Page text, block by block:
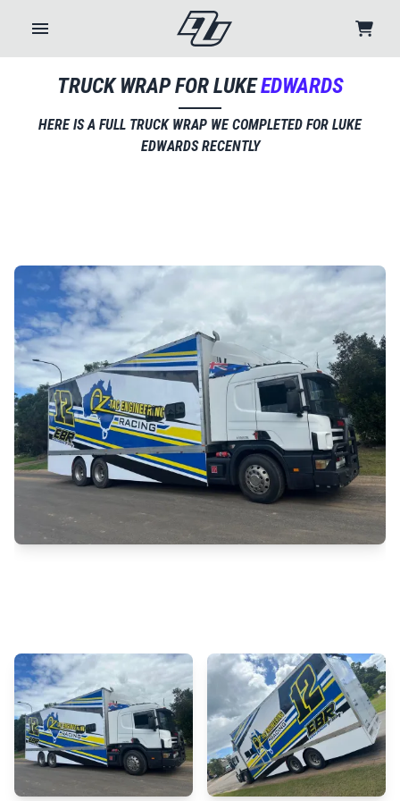
TRUCK WRAPFORLUKEEDWARDS​​​​‌ ‍ ​‍​‍‌‍ ‌ ​‍‌‍‍‌‌‍‌ ‌‍‍‌‌‍ ‍​‍​‍​ ‍‍​‍​‍‌ ​ ‌‍​‌‌‍ ‍‌‍‍‌‌ ‌​‌ ‍‌​‍ ‍‌‍‍‌‌‍ ​‍​‍​‍ ​​‍​‍‌‍‍​‌ ​‍‌‍‌‌‌‍‌‍​‍​‍​ ‍‍​‍​‍‌‍‍​‌ ‌​‌ ‌​‌ ​​‌ ​ ​ ‍‍​‍ ​‍ ‌ ​ ‌ ‌​‌ ‌‌‌‍‌​‌‍‍‌‌‍ ​‍ ‍‌‍‌​‌‍ ‌ ‌ ‌‍ ‍‌ ‌‌‌‍ ‍‌‍‌​‌‍‌‌‌ ​‍‌‍‌ ‌ ​‍‌‍​‌‌ ​​‌‍‍​‌‍‍‌‌‍​ ‌ ​ ​‍ ‍‌‍​ ‌‍ ‌‍ ‌​‍ ‍‌‍​‌‌ ‌‌​‍ ‌‍‍‌‌‍ ‍‌ ‌​‌‍‌‌‌‍ ‍‌ ‌​​‍ ‌‍‌‌‌‍‌​‌‍‍‌‌ ‌​​‍ ‌‍ ‌‌‍ ‌‍‌​‌‍‌‌​ ‌‌ ​​‌ ​‍‌‍‌‌‌ ​ ‌‍‌‌‌‍ ‍‌ ‌​‌‍​‌‌ ‌​‌‍‍‌‌‍ ‌‍ ‍​ ‍ ‌‍‍‌‌‍‌​​ ‌‌‍​ ​ ​‍​ ‌ ​ ​​​ ​‍‌‍‌‍​ ​‌​ ‌‍​‍ ‌​ ‌​‌‍‌‍​ ‌‌‌‍​ ​‍ ‌​ ‌​​ ​ ​ ‍‌‌‍​‌​‍ ‌‌‍​‍​ ‌​​ ‍‌​ ‌​​‍ ‌​ ‍​‌‍‌‌‌‍‌‌‌‍​‍‌‍‌‍‌‍‌​‌‍‌‌​ ​​​ ‌‌​ ​ ‌‍‌​​ ‌‍​ ‍ ‌ ‌​‌ ‍‌‌ ​​‌‍‌‌​ ‌‌ ​​‌‍​‌‌‍‌ ‌‍‌‌​ ‍ ‌ ​​‌‍​‌‌ ‌​‌‍‍​​ ‌‌‍‍​‌‍‌‌‌‍​‌‌‍‌​‌‍‍‌‌‍ ‍‌‍‌ ‌‌‌​‌‍‍‌‌ ‌​‌‍ ​‌‍‌‌​ ‌‍​‍‌‍​‌‌ ​ ‌‍‌‌‌‌‌‌‌ ​‍‌‍ ​​ ‌‌‍‍​‌ ‌​‌ ‌​‌ ​​‌ ​ ​‍‌‌​ ​ ‌​​‌​‍‌‌​ ​‍‌​‌‍​‍‌‌​ ​‍‌​‌‍‌ ​ ‌ ‌​‌ ‌‌‌‍‌​‌‍‍‌‌‍ ​‍ ‍‌‍‌​‌‍ ‌ ‌ ‌‍ ‍‌ ‌‌‌‍ ‍‌‍‌​‌‍‌‌‌ ​‍‌‍‌ ‌ ​‍‌‍​‌‌ ​​‌‍‍​‌‍‍‌‌‍​ ‌ ​ ​‍ ‍‌‍​ ‌‍ ‌‍ ‌​‍ ‍‌‍​‌‌ ‌‌​‍‌‍‌‍‍‌‌‍‌​​ ‌‌‍​ ​ ​‍​ ‌ ​ ​​​ ​‍‌‍‌‍​ ​‌​ ‌‍​‍ ‌​ ‌​‌‍‌‍​ ‌‌‌‍​ ​‍ ‌​ ‌​​ ​ ​ ‍‌‌‍​‌​‍ ‌‌‍​‍​ ‌​​ ‍‌​ ‌​​‍ ‌​ ‍​‌‍‌‌‌‍‌‌‌‍​‍‌‍‌‍‌‍‌​‌‍‌‌​ ​​​ ‌‌​ ​ ‌‍‌​​ ‌‍​‍‌‍‌ ‌​‌ ‍‌‌ ​​‌‍‌‌​ ‌‌ ​​‌‍​‌‌‍‌ ‌‍‌‌​‍‌‍‌ ​​‌‍​‌‌ ‌​‌‍‍​​ ‌‌‍‍​‌‍‌‌‌‍​‌‌‍‌​‌‍‍‌‌‍ ‍‌‍‌ ‌‌‌​‌‍‍‌‌ ‌​‌‍ ​‌‍‌‌​‍​‍‌ ‌
HERE IS A FULL TRUCK WRAP WE COMPLETED FOR LUKE
EDWARDS RECENTLY​​​​‌ ‍ ​‍​‍‌‍ ‌ ​‍‌‍‍‌‌‍‌ ‌‍‍‌‌‍ ‍​‍​‍​ ‍‍​‍​‍‌ ​ ‌‍​‌‌‍ ‍‌‍‍‌‌ ‌​‌ ‍‌​‍ ‍‌‍‍‌‌‍ ​‍​‍​‍ ​​‍​‍‌‍‍​‌ ​‍‌‍‌‌‌‍‌‍​‍​‍​ ‍‍​‍​‍‌‍‍​‌ ‌​‌ ‌​‌ ​​‌ ​ ​ ‍‍​‍ ​‍ ‌ ​ ‌ ‌​‌ ‌‌‌‍‌​‌‍‍‌‌‍ ​‍ ‍‌‍‌​‌‍ ‌ ‌ ‌‍ ‍‌ ‌‌‌‍ ‍‌‍‌​‌‍‌‌‌ ​‍‌‍‌ ‌ ​‍‌‍​‌‌ ​​‌‍‍​‌‍‍‌‌‍​ ‌ ​ ​‍ ‍‌‍​ ‌‍ ‌‍ ‌​‍ ‍‌‍​‌‌ ‌‌​‍ ‌‍‍‌‌‍ ‍‌ ‌​‌‍‌‌‌‍ ‍‌ ‌​​‍ ‌‍‌‌‌‍‌​‌‍‍‌‌ ‌​​‍ ‌‍ ‌‌‍ ‌‍‌​‌‍‌‌​ ‌‌ ​​‌ ​‍‌‍‌‌‌ ​ ‌‍‌‌‌‍ ‍‌ ‌​‌‍​‌‌ ‌​‌‍‍‌‌‍ ‌‍ ‍​ ‍ ‌‍‍‌‌‍‌​​ ‌‌‍​ ​ ​‍​ ‌ ​ ​​​ ​‍‌‍‌‍​ ​‌​ ‌‍​‍ ‌​ ‌​‌‍‌‍​ ‌‌‌‍​ ​‍ ‌​ ‌​​ ​ ​ ‍‌‌‍​‌​‍ ‌‌‍​‍​ ‌​​ ‍‌​ ‌​​‍ ‌​ ‍​‌‍‌‌‌‍‌‌‌‍​‍‌‍‌‍‌‍‌​‌‍‌‌​ ​​​ ‌‌​ ​ ‌‍‌​​ ‌‍​ ‍ ‌ ‌​‌ ‍‌‌ ​​‌‍‌‌​ ‌‌ ​​‌‍​‌‌‍‌ ‌‍‌‌​ ‍ ‌ ​​‌‍​‌‌ ‌​‌‍‍​​ ‌‌‍‍​‌‍‌‌‌‍​‌‌‍‌​‌‍‍‌‌‍ ‍‌‍‌ ‌​‌​‌‍‌‌‌ ​ ‌‍​ ‌ ​‍‌‍‍‌‌ ​​‌ ‌​‌‍‍‌‌‍ ‌‍ ‍​ ‌‍​‍‌‍​‌‌ ​ ‌‍‌‌‌‌‌‌‌ ​‍‌‍ ​​ ‌‌‍‍​‌ ‌​‌ ‌​‌ ​​‌ ​ ​‍‌‌​ ​ ‌​​‌​‍‌‌​ ​‍‌​‌‍​‍‌‌​ ​‍‌​‌‍‌ ​ ‌ ‌​‌ ‌‌‌‍‌​‌‍‍‌‌‍ ​‍ ‍‌‍‌​‌‍ ‌ ‌ ‌‍ ‍‌ ‌‌‌‍ ‍‌‍‌​‌‍‌‌‌ ​‍‌‍‌ ‌ ​‍‌‍​‌‌ ​​‌‍‍​‌‍‍‌‌‍​ ‌ ​ ​‍ ‍‌‍​ ‌‍ ‌‍ ‌​‍ ‍‌‍​‌‌ ‌‌​‍‌‍‌‍‍‌‌‍‌​​ ‌‌‍​ ​ ​‍​ ‌ ​ ​​​ ​‍‌‍‌‍​ ​‌​ ‌‍​‍ ‌​ ‌​‌‍‌‍​ ‌‌‌‍​ ​‍ ‌​ ‌​​ ​ ​ ‍‌‌‍​‌​‍ ‌‌‍​‍​ ‌​​ ‍‌​ ‌​​‍ ‌​ ‍​‌‍‌‌‌‍‌‌‌‍​‍‌‍‌‍‌‍‌​‌‍‌‌​ ​​​ ‌‌​ ​ ‌‍‌​​ ‌‍​‍‌‍‌ ‌​‌ ‍‌‌ ​​‌‍‌‌​ ‌‌ ​​‌‍​‌‌‍‌ ‌‍‌‌​‍‌‍‌ ​​‌‍​‌‌ ‌​‌‍‍​​ ‌‌‍‍​‌‍‌‌‌‍​‌‌‍‌​‌‍‍‌‌‍ ‍‌‍‌ ‌​‌​‌‍‌‌‌ ​ ‌‍​ ‌ ​‍‌‍‍‌‌ ​​‌ ‌​‌‍‍‌‌‍ ‌‍ ‍​‍​‍‌ ‌